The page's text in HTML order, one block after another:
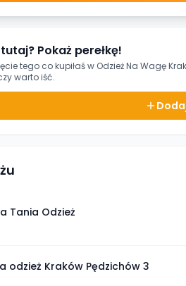
tutaj? Pokaż perełkę!
tego co kupiłaś w Odzież Na Wagę
warto iść.
Tania Odzież
odzież Kraków Pędzichów 3